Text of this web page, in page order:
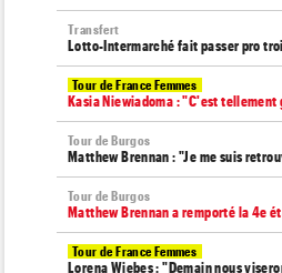
Transfert
Lotto-Intermarché fait passer pro
Tour de France Femmes
Kasia Niewiadoma : "C'est
Tour de Burgos
Matthew Brennan : "Je me suis
Tour de Burgos
Matthew Brennan a remporté la 4e
Tour de France Femmes
Lorena Wiebes : "Demain nous